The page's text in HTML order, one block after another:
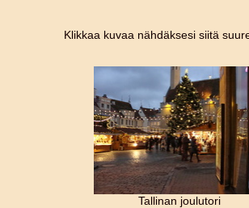
Klikkaa kuvaa nähdäksesi siitä
Tallinan joulutori